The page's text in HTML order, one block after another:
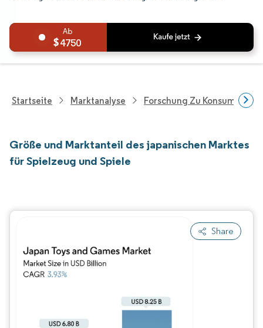
4750
Startseite Marktanalyse Forschung Zu
Größe und Marktanteil des japanischen Marktes
für Spielzeug und Spiele
Share